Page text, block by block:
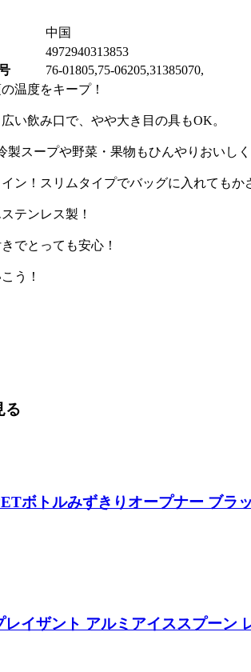
中国
4972940313853
76-01805,75-06205,31385070,
温度をキープ！
い飲み口で、やや大き目の具もOK。
製スープや野菜・果物もひんやりおいしく
ン！スリムタイプでバッグに入れてもか
テンレス製！
でとっても安心！
う！
る
ボトルみずきりオープナー ブラ
レイザント アルミアイススプーン